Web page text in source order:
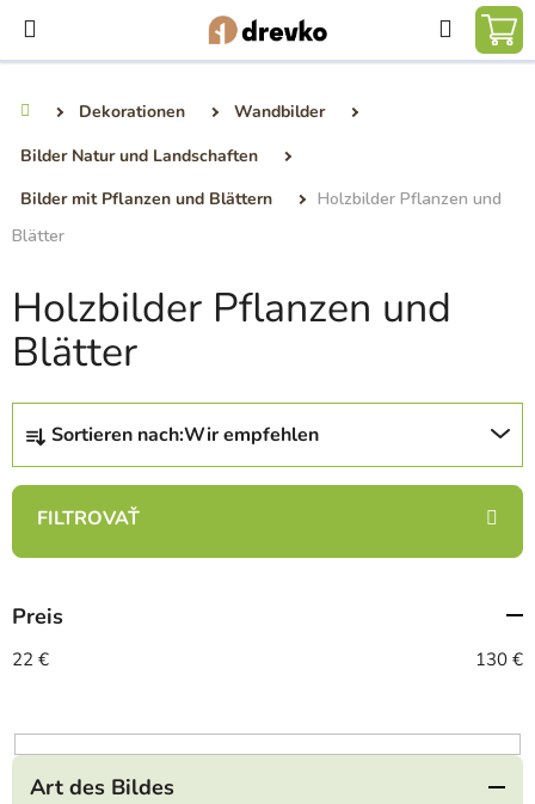
Inhalt
springen
Suchen
Dekorationen
Wandbilder
Bilder Natur und Landschaften
Bilder mit Pflanzen und Blättern
Holzbilder Pflanzen und
Blätter
Holzbilder Pflanzen und
Blätter
P
o
u
t
s
o
t
i
Sortieren nach:Wir empfehlen
Preis
22 € 130 €
Art des Bildes